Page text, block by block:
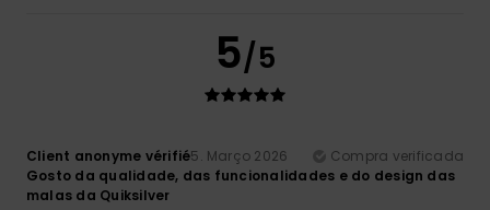
5/5
Client anonyme vérifié5. Março 2026
Compra verificada
Gosto da qualidade, das funcionalidades e do design das
malas da Quiksilver